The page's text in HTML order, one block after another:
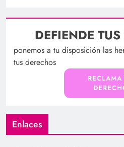
DEFIENDE
ponemos a tu disposición las
tus derechos
RECLAMA
Enlaces